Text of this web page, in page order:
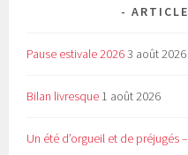
Pause estivale 20263 août 2026
Bilan livresque 1 août 2026
Un été d’orgueil et de préjugés